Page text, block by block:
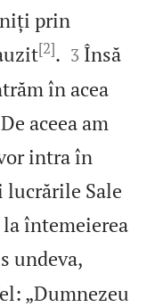
prin
[2]. 

3 Însă
în acea
aceea am
intra în
lucrările Sale
întemeierea
undeva,
„Dumnezeu